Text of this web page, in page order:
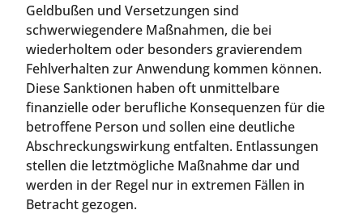
Geldbußen und Versetzungen sind
schwerwiegendere Maßnahmen, die bei
wiederholtem oder besonders gravierendem
Fehlverhalten zur Anwendung kommen können.
Diese Sanktionen haben oft unmittelbare
finanzielle oder berufliche Konsequenzen für die
betroffene Person und sollen eine deutliche
Abschreckungswirkung entfalten. Entlassungen
stellen die letztmögliche Maßnahme dar und
werden in der Regel nur in extremen Fällen in
Betracht gezogen.